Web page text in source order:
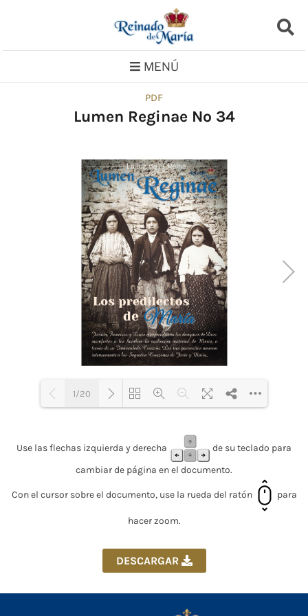
MENÚ
PDF
Lumen Reginae No 34
Loading PDF 30% ...
1/20
Use las flechas izquierda y derecha
de su teclado para
cambiar de página en el documento.
Con el cursor sobre el documento, use la rueda del ratón para
hacer zoom.
DESCARGAR